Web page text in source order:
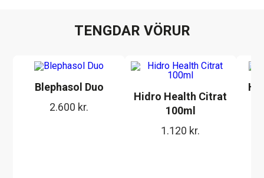
TENGDAR VÖRUR
Blephasol Duo
2.600 kr.
Hidro Health Citrat
100ml
1.120 kr.